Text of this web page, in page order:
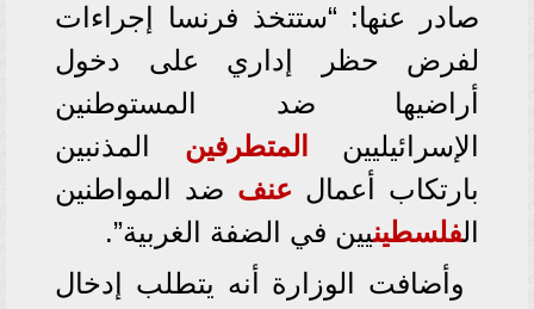
صادر عنها: “ستتخذ فرنسا إجراءات
لفرض حظر إداري على دخول
أراضيها ضد المستوطنين
الإسرائيليين
المتطرفين المذنبين
بارتكاب أعمال عنف ضد المواطنين
الفلسطينيين في الضفة الغربية”.
وأضافت الوزارة أنه يتطلب إدخال